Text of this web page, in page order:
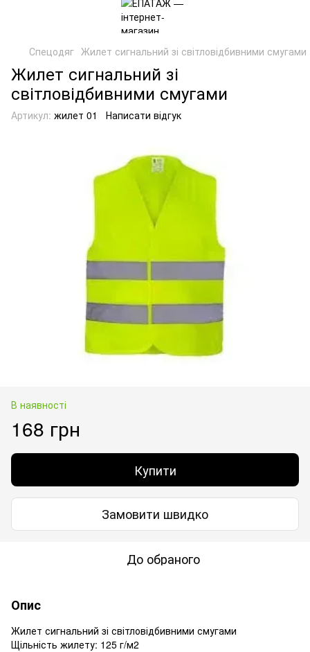
Спецодяг Жилет сигнальний зі світловідбивними смугами
Жилет сигнальний зі
світловідбивними смугами
Артикул: жилет 01 Написати відгук
В наявності
168 грн
Купити
Замовити швидко
До обраного
Опис
Жилет сигнальний зі світловідбивними смугами
Щільність жилету: 125 г/м2